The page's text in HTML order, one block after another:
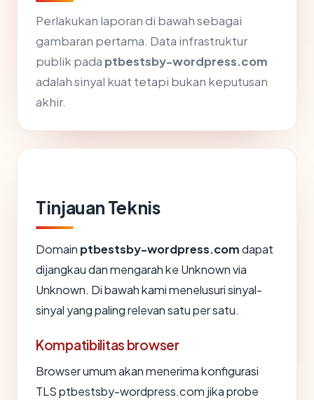
Perlakukan laporan di bawah sebagai
gambaran pertama. Data infrastruktur
publik pada ptbestsby-wordpress.com
adalah sinyal kuat tetapi bukan keputusan
akhir.
Tinjauan Teknis
Domain ptbestsby-wordpress.comdapat
dijangkau dan mengarah ke Unknown via
Unknown. Di bawah kami menelusuri sinyal-
sinyal yang paling relevan satu per satu.
Kompatibilitas browser
Browser umum akan menerima konfigurasi
TLS ptbestsby-wordpress.com jika probe